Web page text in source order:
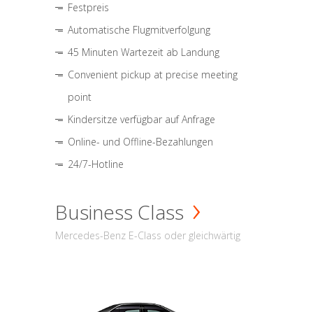
Festpreis
Automatische Flugmitverfolgung
45 Minuten Wartezeit ab Landung
Convenient pickup at precise meeting
point
Kindersitze verfügbar auf Anfrage
Online- und Offline-Bezahlungen
24/7-Hotline
Business Class
Mercedes-Benz E-Class oder gleichwärtig